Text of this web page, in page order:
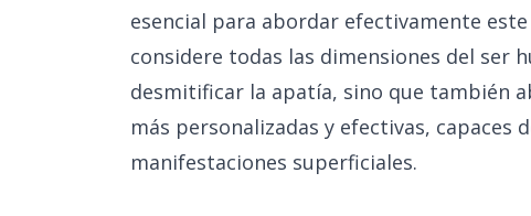
esencial para abordar efectivamente
considere todas las dimensiones del ser
desmitificar la apatía, sino que también
más personalizadas y efectivas, capaces
manifestaciones superficiales.